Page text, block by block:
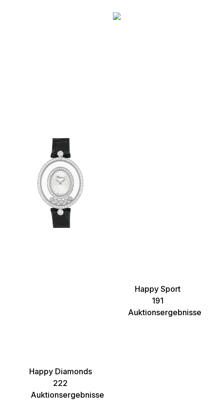
Happy Diamonds
222
Auktionsergebnisse
Happy Sport
191
Auktionsergebnisse